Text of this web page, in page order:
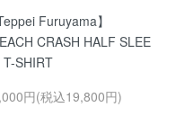
Furuyama】
CRASH HALF SLEE
T-SHIRT
円(税込19,800円)